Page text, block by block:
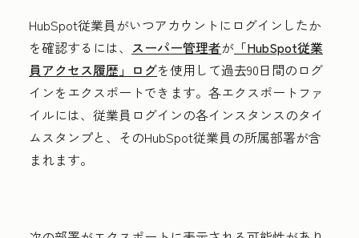
HubSpot従業員がいつアカウントにログインしたか
を確認するには、 スーパー管理者が 「HubSpot従業
員アクセス履歴 」ログを使用して過去90日間のログ
インをエクスポートできます。各エクスポートファ
イルには、従業員ログインの各インスタンスのタイ
ムスタンプと、そのHubSpot従業員の所属部署が含
まれます。